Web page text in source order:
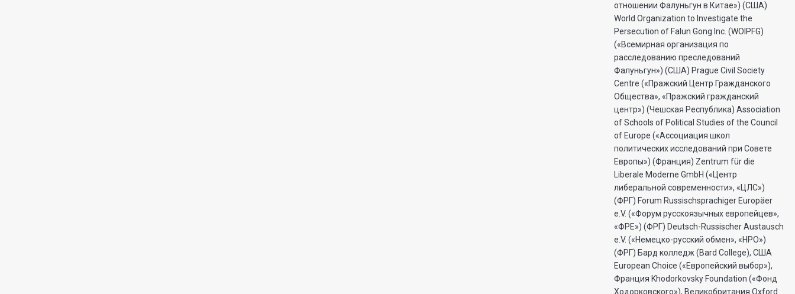
отношении Фалуньгун в Китае») (США)
World Organization to Investigate the
Persecution of Falun Gong Inc. (WOIPFG)
(«Всемирная организация по
расследованию преследований
Фалуньгун») (США) Prague Civil Society
Centre («Пражский Центр Гражданского
Общества», «Пражский гражданский
центр») (Чешская Республика) Association
of Schools of Political Studies of the Council
of Europe («Ассоциация школ
политических исследований при Совете
Европы») (Франция) Zentrum für die
Liberale Moderne GmbH («Центр
либеральной современности», «ЦЛС»)
(ФРГ) Forum Russischsprachiger Europäer
e.V. («Форум русскоязычных европейцев»,
«ФРЕ») (ФРГ) Deutsch-Russischer Austausch
e.V. («Немецко-русский обмен», «НРО»)
(ФРГ) Бард колледж (Bard College), США
European Choice («Европейский выбор»),
Франция Khodorkovsky Foundation («Фонд
Ходорковского»), Великобритания Oxford